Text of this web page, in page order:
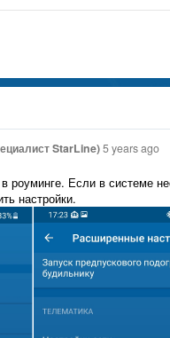
StarLine)5 years ago
роуминге. Если в системе
настройки.